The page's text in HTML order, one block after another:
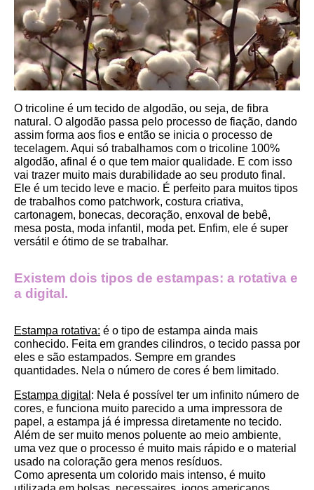
O tricoline é um tecido de algodão, ou seja, de fibra
natural. O algodão passa pelo processo de fiação, dando
assim forma aos fios e então se inicia o processo de
tecelagem. Aqui só trabalhamos com o tricoline 100%
algodão, afinal é o que tem maior qualidade. E com isso
vai trazer muito mais durabilidade ao seu produto final.
Ele é um tecido leve e macio. É perfeito para muitos tipos
de trabalhos como patchwork, costura criativa,
cartonagem, bonecas, decoração, enxoval de bebê,
mesa posta, moda infantil, moda pet. Enfim, ele é super
versátil e ótimo de se trabalhar.
Existem dois tipos de estampas: a rotativa e
a digital.
Estampa rotativa: é o tipo de estampa ainda mais
conhecido. Feita em grandes cilindros, o tecido passa por
eles e são estampados. Sempre em grandes
quantidades. Nela o número de cores é bem limitado.
Estampa digital : Nela é possível ter um infinito número de
cores, e funciona muito parecido a uma impressora de
papel, a estampa já é impressa diretamente no tecido.
Além de ser muito menos poluente ao meio ambiente,
uma vez que o processo é muito mais rápido e o material
usado na coloração gera menos resíduos.
Como apresenta um colorido mais intenso, é muito